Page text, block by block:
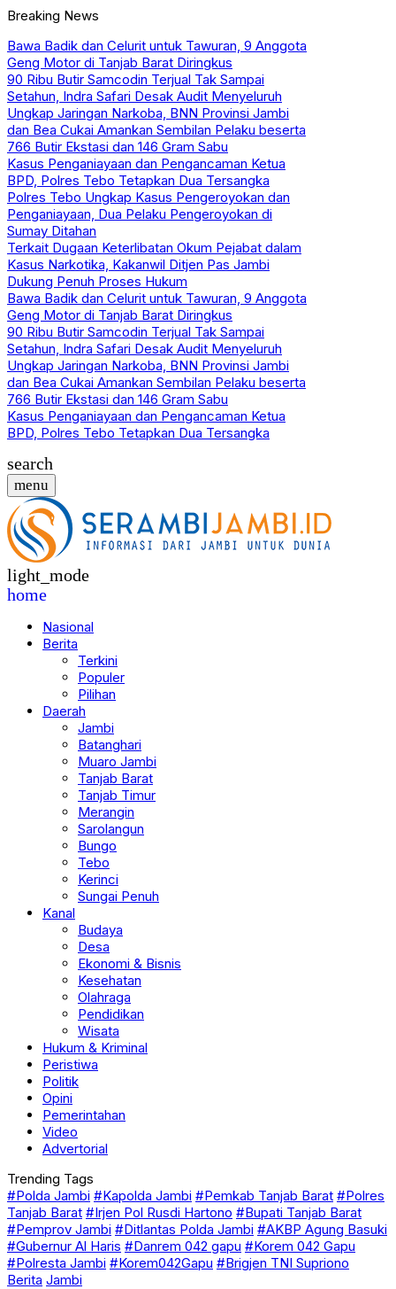
Breaking News
Bawa Badik dan Celurit untuk Tawuran, 9 Anggota
Geng Motor di Tanjab Barat Diringkus
90 Ribu Butir Samcodin Terjual Tak Sampai
Setahun, Indra Safari Desak Audit Menyeluruh
Ungkap Jaringan Narkoba, BNN Provinsi Jambi
dan Bea Cukai Amankan Sembilan Pelaku beserta
766 Butir Ekstasi dan 146 Gram Sabu
Kasus Penganiayaan dan Pengancaman Ketua
BPD, Polres Tebo Tetapkan Dua Tersangka
Polres Tebo Ungkap Kasus Pengeroyokan dan
Penganiayaan, Dua Pelaku Pengeroyokan di
Sumay Ditahan
Terkait Dugaan Keterlibatan Okum Pejabat dalam
Kasus Narkotika, Kakanwil Ditjen Pas Jambi
Dukung Penuh Proses Hukum
Bawa Badik dan Celurit untuk Tawuran, 9 Anggota
Geng Motor di Tanjab Barat Diringkus
90 Ribu Butir Samcodin Terjual Tak Sampai
Setahun, Indra Safari Desak Audit Menyeluruh
Ungkap Jaringan Narkoba, BNN Provinsi Jambi
dan Bea Cukai Amankan Sembilan Pelaku beserta
766 Butir Ekstasi dan 146 Gram Sabu
Kasus Penganiayaan dan Pengancaman Ketua
BPD, Polres Tebo Tetapkan Dua Tersangka
search
menu
light_mode
home
Nasional
Berita
Terkini
Populer
Pilihan
Daerah
Jambi
Batanghari
Muaro Jambi
Tanjab Barat
Tanjab Timur
Merangin
Sarolangun
Bungo
Tebo
Kerinci
Sungai Penuh
Kanal
Budaya
Desa
Ekonomi & Bisnis
Kesehatan
Olahraga
Pendidikan
Wisata
Hukum & Kriminal
Peristiwa
Politik
Opini
Pemerintahan
Video
Advertorial
Trending Tags
#Polda Jambi #Kapolda Jambi #Pemkab Tanjab Barat #Polres
Tanjab Barat #Irjen Pol Rusdi Hartono #Bupati Tanjab Barat
#Pemprov Jambi #Ditlantas Polda Jambi #AKBP Agung Basuki
#Gubernur Al Haris #Danrem 042 gapu #Korem 042 Gapu
#Polresta Jambi #Korem042Gapu #Brigjen TNI Supriono
Berita Jambi